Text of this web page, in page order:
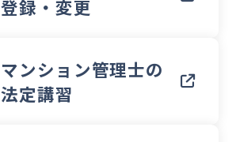
登録・変更
マンション管理士の
法定講習